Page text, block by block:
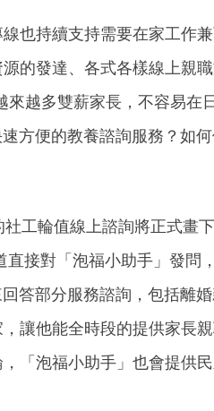
也持續支持需要在家工作
的發達、各式各樣線上親
越多雙薪家長，不容易在
方便的教養諮詢服務？如
工輪值線上諮詢將正式畫
接對「泡福小助手」發問
答部分服務諮詢，包括離
讓他能全時段的提供家長
「泡福小助手」也會提供